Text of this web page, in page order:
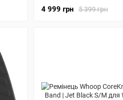
One/Peak/MG Life
5 399 грн
4 999 грн